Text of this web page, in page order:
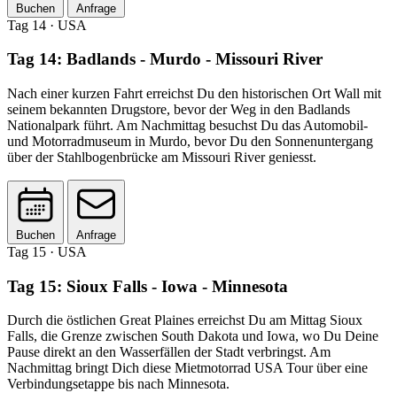
Buchen Anfrage
Tag 14 · USA
Tag 14: Badlands - Murdo - Missouri River
Nach einer kurzen Fahrt erreichst Du den historischen Ort Wall mit
seinem bekannten Drugstore, bevor der Weg in den Badlands
Nationalpark führt. Am Nachmittag besuchst Du das Automobil-
und Motorradmuseum in Murdo, bevor Du den Sonnenuntergang
über der Stahlbogenbrücke am Missouri River geniesst.
Buchen Anfrage
Tag 15 · USA
Tag 15: Sioux Falls - Iowa - Minnesota
Durch die östlichen Great Plaines erreichst Du am Mittag Sioux
Falls, die Grenze zwischen South Dakota und Iowa, wo Du Deine
Pause direkt an den Wasserfällen der Stadt verbringst. Am
Nachmittag bringt Dich diese Mietmotorrad USA Tour über eine
Verbindungsetappe bis nach Minnesota.